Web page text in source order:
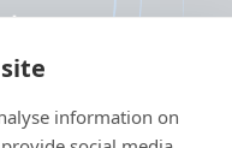
information on